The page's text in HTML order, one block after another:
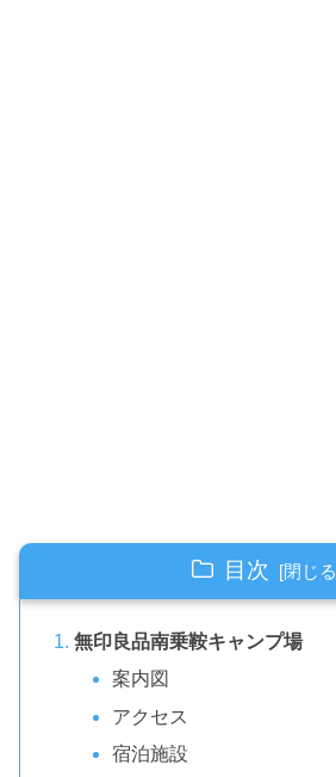
目次
無印良品南乗鞍キャンプ場
案内図
アクセス
宿泊施設